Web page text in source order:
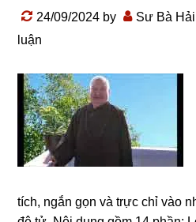
24/09/2024 by Sư Bà
luận
tích, ngắn gọn và trực chỉ vào